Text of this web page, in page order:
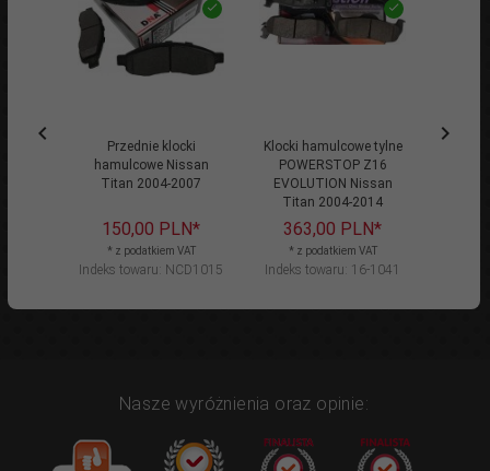
Przednie klocki
hamulcowe Nissan
Titan 2004-2007
150,00 PLN*
* z podatkiem VAT
Indeks towaru: NCD1015
Klocki hamulcowe tylne
POWERSTOP Z16
EVOLUTION Nissan
Titan 2004-2014
363,00 PLN*
* z podatkiem VAT
Indeks towaru: 16-1041
Nasze wyróżnienia oraz opinie: